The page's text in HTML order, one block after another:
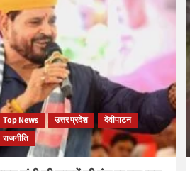
Top News उत्तर प्रदेश
देवीपाटन
राजनीति